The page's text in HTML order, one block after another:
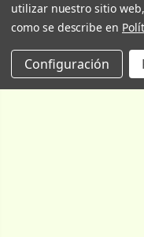
utilizar nuestro sitio
como se describe en
Configuración